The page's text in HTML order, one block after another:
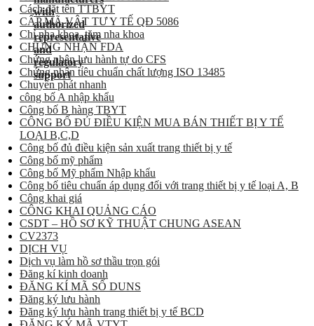
Cách đặt tên TTBYT
CẤP MÃ VẬT TƯ Y TẾ QĐ 5086
Chỉ nha khoa, tăm nha khoa
CHỨNG NHẬN FDA
Chứng nhận lưu hành tự do CFS
Chứng nhận tiêu chuẩn chất lượng ISO 13485
Chuyển phát nhanh
công bố A nhập khẩu
Công bố B hàng TBYT
CÔNG BỐ ĐỦ ĐIỀU KIỆN MUA BÁN THIẾT BỊ Y TẾ
LOẠI B,C,D
Công bố đủ điều kiện sản xuất trang thiết bị y tế
Công bố mỹ phẩm
Công bố Mỹ phẩm Nhập khẩu
Công bố tiêu chuẩn áp dụng đối với trang thiết bị y tế loại A, B
Công khai giá
CÔNG KHAI QUẢNG CÁO
CSDT – HỒ SƠ KỸ THUẬT CHUNG ASEAN
CV2373
DỊCH VỤ
Dịch vụ làm hồ sơ thầu trọn gói
Đăng kí kinh doanh
ĐĂNG KÍ MÃ SỐ DUNS
Đăng ký lưu hành
Đăng ký lưu hành trang thiết bị y tế BCD